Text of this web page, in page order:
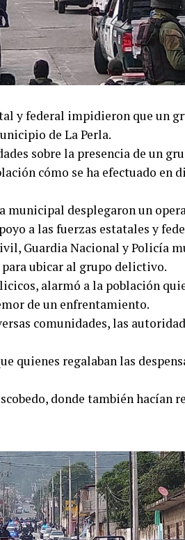
y federal impidieron que un
de La Perla.
sobre la presencia de un
cómo se ha efectuado en
municipal desplegaron un
a las fuerzas estatales y
Guardia Nacional y Policía
ubicar al grupo delictivo.
alarmó a la población
de un enfrentamiento.
comunidades, las
quienes regalaban las
donde también hacían